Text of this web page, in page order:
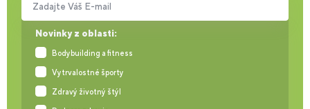
Novinky z oblasti:
Bodybuilding a fitness
Vytrvalostné športy
Zdravý životný štýl
Zadajte Váš E-mail